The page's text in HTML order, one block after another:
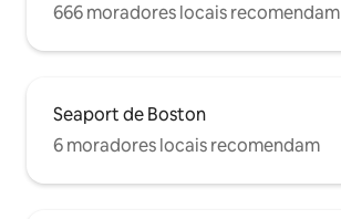
666 moradores locais recomendam
Seaport de Boston
6 moradores locais recomendam